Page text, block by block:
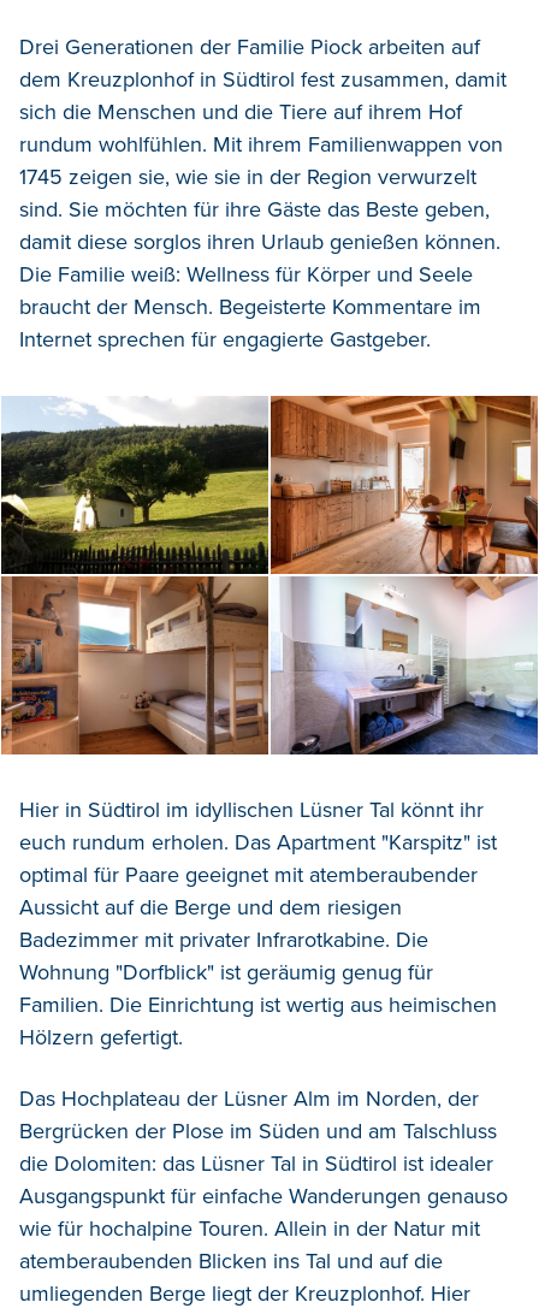
Drei Generationen der Familie Piock arbeiten auf
dem Kreuzplonhof in Südtirol fest zusammen, damit
sich die Menschen und die Tiere auf ihrem Hof
rundum wohlfühlen. Mit ihrem Familienwappen von
1745 zeigen sie, wie sie in der Region verwurzelt
sind. Sie möchten für ihre Gäste das Beste geben,
damit diese sorglos ihren Urlaub genießen können.
Die Familie weiß: Wellness für Körper und Seele
braucht der Mensch. Begeisterte Kommentare im
Internet sprechen für engagierte Gastgeber.
Hier in Südtirol im idyllischen Lüsner Tal könnt ihr
euch rundum erholen. Das Apartment "Karspitz" ist
optimal für Paare geeignet mit atemberaubender
Aussicht auf die Berge und dem riesigen
Badezimmer mit privater Infrarotkabine. Die
Wohnung "Dorfblick" ist geräumig genug für
Familien. Die Einrichtung ist wertig aus heimischen
Hölzern gefertigt.
Das Hochplateau der Lüsner Alm im Norden, der
Bergrücken der Plose im Süden und am Talschluss
die Dolomiten: das Lüsner Tal in Südtirol ist idealer
Ausgangspunkt für einfache Wanderungen genauso
wie für hochalpine Touren. Allein in der Natur mit
atemberaubenden Blicken ins Tal und auf die
umliegenden Berge liegt der Kreuzplonhof. Hier